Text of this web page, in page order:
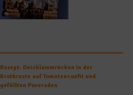
Rezept: Deichlammrücken in der
Brotkruste auf Tomatenconfit und
gefüllten Poveraden